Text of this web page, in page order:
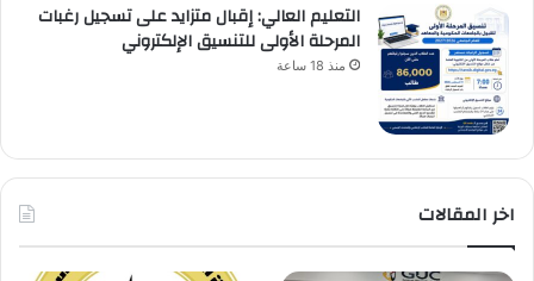
التعليم العالي: إقبال متزايد على تسجيل رغبات
المرحلة الأولى للتنسيق الإلكتروني
منذ 18 ساعة
اخر المقالات